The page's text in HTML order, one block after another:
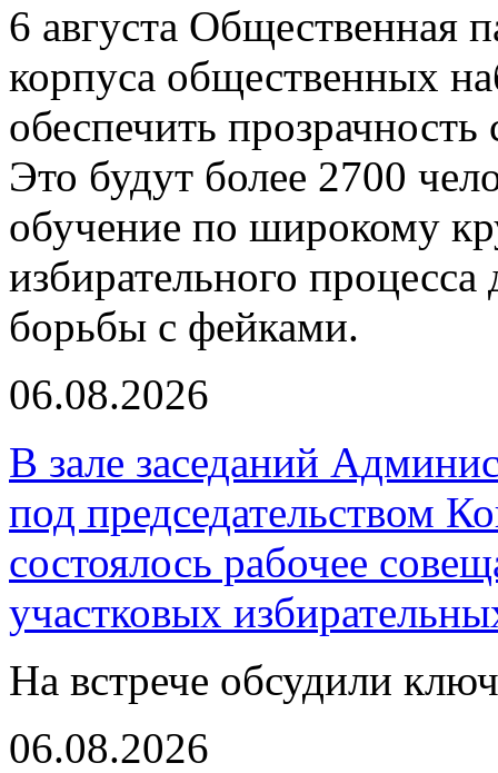
6 августа Общественная
корпуса общественных
обеспечить прозрачность
Это будут более 2700
обучение по широкому
избирательного
борьбы с фейками.
06.08.2026
В зале заседаний
под председательством
состоялось рабочее
участковых
На встрече обсудили
06.08.2026